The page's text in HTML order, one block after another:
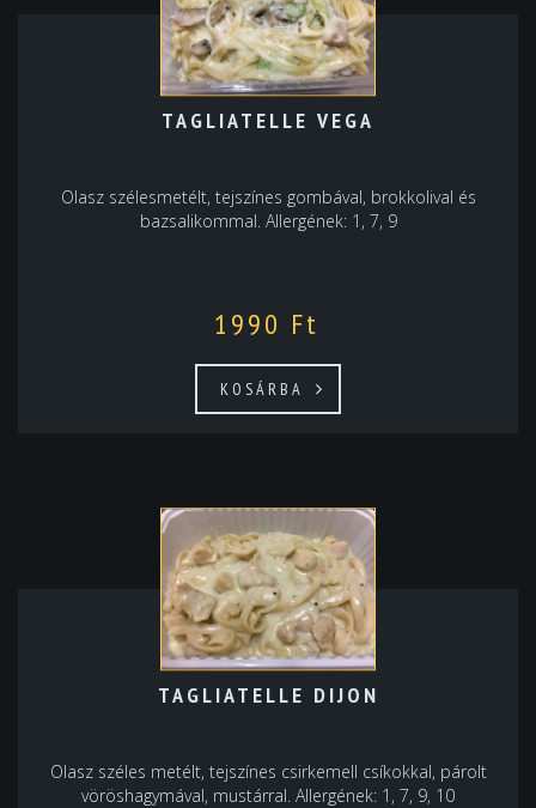
TAGLIATELLE VEGA
Olasz szélesmetélt, tejszínes gombával, brokkolival és
bazsalikommal. Allergének: 1, 7, 9
1990 Ft
KOSÁRBA
TAGLIATELLE DIJON
Olasz széles metélt, tejszínes csirkemell csíkokkal, párolt
vöröshagymával, mustárral. Allergének: 1, 7, 9, 10